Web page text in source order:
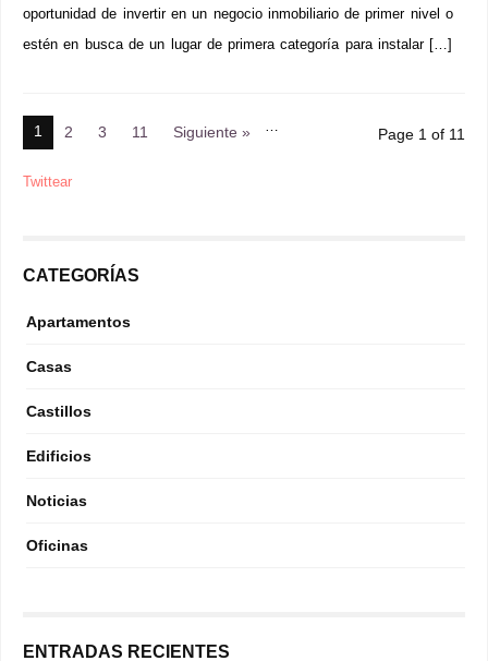
oportunidad de invertir en un negocio inmobiliario de primer nivel o
estén en busca de un lugar de primera categoría para instalar […]
1 2 3 …
11 Siguiente » Page 1 of 11
Twittear
CATEGORÍAS
Apartamentos
Casas
Castillos
Edificios
Noticias
Oficinas
ENTRADAS RECIENTES